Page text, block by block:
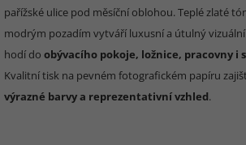
pařížské ulice pod měsíční oblohou. Teplé zlaté
modrým pozadím vytváří luxusní a útulný vizuální
hodí do obývacího pokoje, ložnice, pracovny i
Kvalitní tisk na pevném fotografickém papíru
výrazné barvy a reprezentativní vzhled.